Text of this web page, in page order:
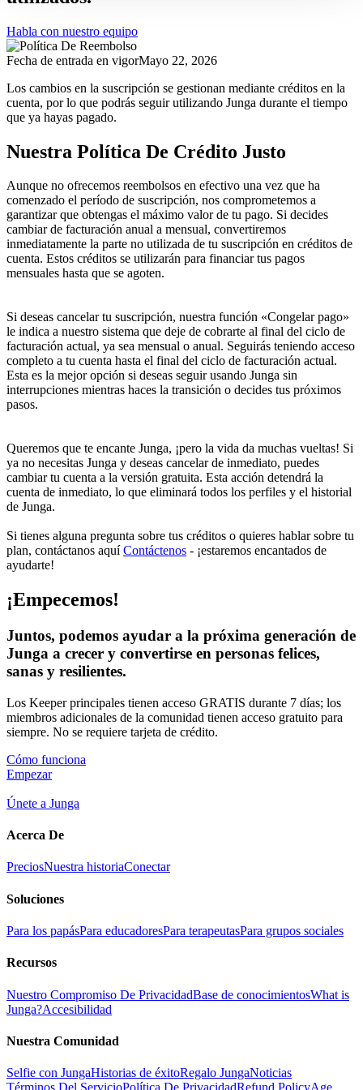
Habla con nuestro equipo
Fecha de entrada en vigorMayo 22, 2026
Los cambios en la suscripción se gestionan mediante créditos en la
cuenta, por lo que podrás seguir utilizando Junga durante el tiempo
que ya hayas pagado.
Nuestra Política De Crédito Justo
Aunque no ofrecemos reembolsos en efectivo una vez que ha
comenzado el período de suscripción, nos comprometemos a
garantizar que obtengas el máximo valor de tu pago. Si decides
cambiar de facturación anual a mensual, convertiremos
inmediatamente la parte no utilizada de tu suscripción en créditos de
cuenta. Estos créditos se utilizarán para financiar tus pagos
mensuales hasta que se agoten.
Si deseas cancelar tu suscripción, nuestra función «Congelar pago»
le indica a nuestro sistema que deje de cobrarte al final del ciclo de
facturación actual, ya sea mensual o anual. Seguirás teniendo acceso
completo a tu cuenta hasta el final del ciclo de facturación actual.
Esta es la mejor opción si deseas seguir usando Junga sin
interrupciones mientras haces la transición o decides tus próximos
pasos.
Queremos que te encante Junga, ¡pero la vida da muchas vueltas! Si
ya no necesitas Junga y deseas cancelar de inmediato, puedes
cambiar tu cuenta a la versión gratuita. Esta acción detendrá la
cuenta de inmediato, lo que eliminará todos los perfiles y el historial
de Junga.
Si tienes alguna pregunta sobre tus créditos o quieres hablar sobre tu
plan, contáctanos aquíContáctenos - ¡estaremos encantados de
ayudarte!
¡Empecemos!
Juntos, podemos ayudar a la próxima generación de
Junga a crecer y convertirse en personas felices,
sanas y resilientes.
Los Keeper principales tienen acceso GRATIS durante 7 días; los
miembros adicionales de la comunidad tienen acceso gratuito para
siempre. No se requiere tarjeta de crédito.
Cómo funciona
Empezar
Únete a Junga
Acerca De
PreciosNuestra historiaConectar
Soluciones
Para los papásPara educadoresPara terapeutasPara grupos sociales
Recursos
Nuestro Compromiso De PrivacidadBase de conocimientosWhat is
Junga?Accesibilidad
Nuestra Comunidad
Selfie con JungaHistorias de éxitoRegalo JungaNoticias
Términos Del ServicioPolítica De PrivacidadRefund PolicyAge